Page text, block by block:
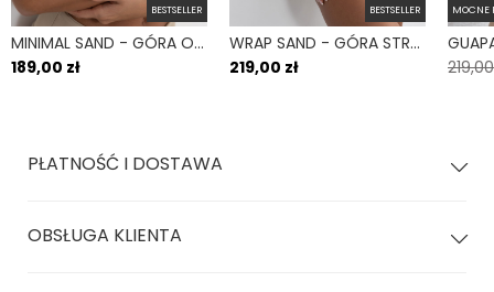
Dostępny w printach naszych bikini, przez co możesz go
zestawiać z każdym modelem!
BESTSELLER
MINIMAL SAND - GÓRA OD BIKINI NA MAŁY BIUST WIĄZANE PLECY BEŻOWY
189,00 zł
BESTSELLER
WRAP SAND - GÓRA STROJU KĄPIELOWEGO NA DUŻY BIUST REGULOWANY OBWÓD BEŻOWY
219,00 zł
MOCNE
PŁATNOŚĆ I DOSTAWA
OBSŁUGA KLIENTA